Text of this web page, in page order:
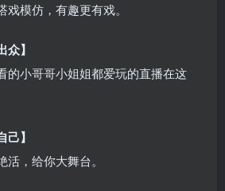
模仿，有趣更有戏。
众】
的小哥哥小姐姐都爱玩的直播在这
己】
，给你大舞台。